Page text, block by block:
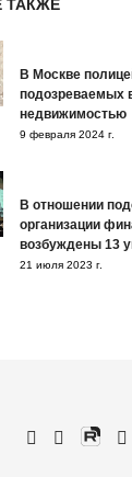
ТАКЖЕ
В Москве
подозреваемых
недвижимостью
9 февраля 2024 г.
В отношении
организации
возбуждены 13
21 июля 2023 г.